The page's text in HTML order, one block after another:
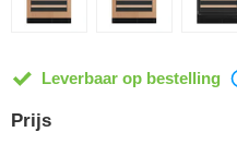
Leverbaar op bestelling
Prijs